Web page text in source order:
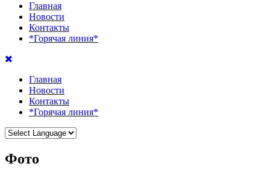
Главная
Новости
Контакты
*Горячая линия*
Главная
Новости
Контакты
*Горячая линия*
Фото